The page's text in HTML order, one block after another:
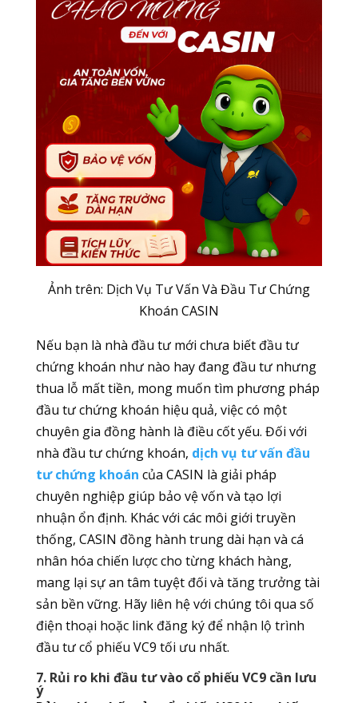
Ảnh trên: Dịch Vụ Tư Vấn Và Đầu Tư Chứng
Khoán CASIN
Nếu bạn là nhà đầu tư mới chưa biết đầu tư
chứng khoán như nào hay đang đầu tư nhưng
thua lỗ mất tiền, mong muốn tìm phương pháp
đầu tư chứng khoán hiệu quả, việc có một
chuyên gia đồng hành là điều cốt yếu. Đối với
nhà đầu tư chứng khoán, dịch vụ tư vấn đầu
tư chứng khoán của CASIN là giải pháp
chuyên nghiệp giúp bảo vệ vốn và tạo lợi
nhuận ổn định. Khác với các môi giới truyền
thống, CASIN đồng hành trung dài hạn và cá
nhân hóa chiến lược cho từng khách hàng,
mang lại sự an tâm tuyệt đối và tăng trưởng tài
sản bền vững. Hãy liên hệ với chúng tôi qua số
điện thoại hoặc link đăng ký để nhận lộ trình
đầu tư cổ phiếu VC9 tối ưu nhất.
7. Rủi ro khi đầu tư vào cổ phiếu VC9 cần lưu
ý